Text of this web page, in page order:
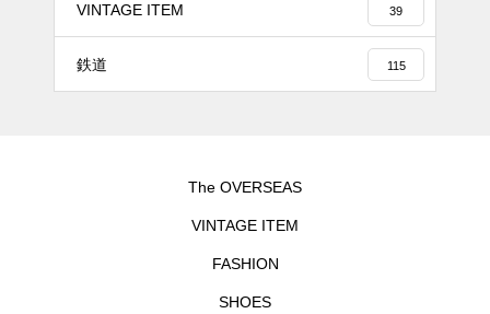
VINTAGE ITEM 39
鉄道 115
The OVERSEAS
VINTAGE ITEM
FASHION
SHOES